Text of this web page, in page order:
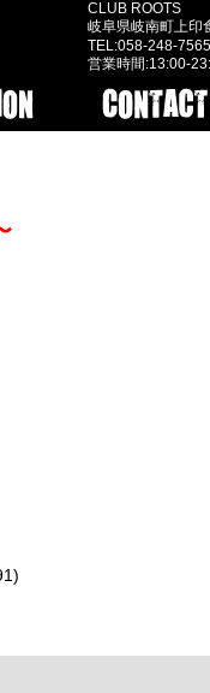
CLUB ROOTS
岐阜県岐南町上印
TEL:058-248-7565
営業時間:13:00-